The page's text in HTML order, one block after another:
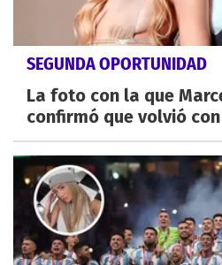
SEGUNDA OPORTUNIDAD
La foto con la que
confirmó que volvió